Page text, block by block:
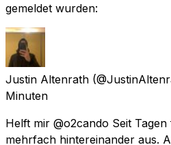
gemeldet wurden:
Justin Altenrath
Minuten
Helft mir @o2cando Seit
mehrfach hintereinander aus.